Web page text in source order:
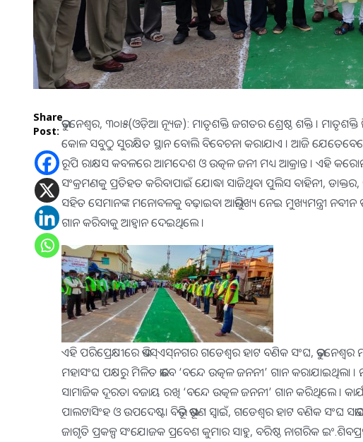
Share
Post:
ଭୁବନେଶ୍ୱର, ୩୦ା୫(ଓଡ଼ିଆ ନ୍ୟୂଜ): ମାତୃଶକ୍ତି ଜଗତର ଶ୍ରେଷ୍ଠ ଶକ୍ତି । ମାତୃଶକ୍ତି
କୋଳ ସବୁଠୁ ସୁରକ୍ଷିତ ସ୍ଥାନ ବୋଲି ବିବେଚନା କରାଯାଏ । ଆଜି
ରୂପି ରାକ୍ଷସ କବଳରେ ଆମଦେଶ ଓ ଉତ୍କଳ ଜନୀ ମଧ୍ୟ ଆକ୍ରାନ୍ତ । ଏହି
ସଂକ୍ରମଣକୁ ପ୍ରତିହତ କରିବାପାଇଁ ଯୋଦ୍ଧା ସାଜିଥିବା ପୁଲିସ ବାହିନୀ, ଡାକ୍ତର,
ସହିତ ସେମାନଙ୍କ ମନୋବଳକୁ ବଢ଼ାଇବା ଆଭିମୁଖ୍ୟ ନେଇ ମୁଖ୍ୟମନ୍ତ୍ରୀ ନବୀନ
ଗାନ କରିବାକୁ ଆହ୍ୱାନ ଦେଇଥିଲେ ।
ଏହି ପରିପ୍ରେକ୍ଷୀରେ ଭିଏସ୍‍ଏସ୍‍ନଗର ଗଡେଶ୍ୱର ହାଟ ବଣିକ ସଂଘ,
ମହାସଂଘ ପକ୍ଷରୁ ମିଳିତ ଭାବେ ‘ବନ୍ଦେ ଉତ୍କଳ ଜନନୀ’ ଗାନ କରାଯାଇଥିଲା ।
ସାମାଜିକ ଦୂରତା ବଜାୟ ରଖି ‘ବନ୍ଦେ ଉତ୍କଳ ଜନନୀ’ ଗାନ କରିଥିଲେ ।
ପାଲଟାସିଂହ ଓ ଉପଦେଷ୍ଟା ବିଭୂତି ଭୂଷଣ ସ୍ୱାଇଁ, ଗଡେଶ୍ୱର ହାଟ ବଣିକ ସଂଘ
ଜାଗୃତି ପ୍ରକଳ୍ପ ସଂଯୋଜକ ପ୍ରବେଶ କୁମାର ସାହୁ, ବରିଷ୍ଠ ନାଗରିକ